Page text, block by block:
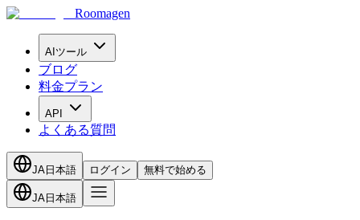
Roomagen
AIツール
ブログ
料金プラン
API
よくある質問
JA 日本語 ログイン 無料で始める
JA 日本語